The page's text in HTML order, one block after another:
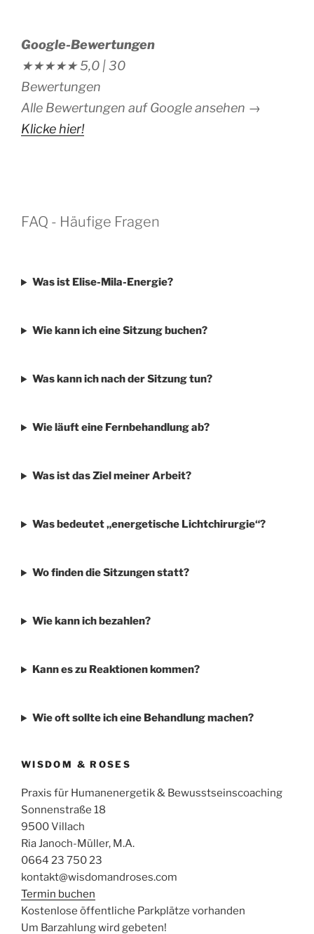
Google-Bewertungen
★★★★★5,0 |30
Bewertungen
Alle Bewertungen auf Google ansehen →
Klicke hier!
FAQ - Häufige Fragen
Was ist Elise-Mila-Energie?
Wie kann ich eine Sitzung buchen?
Was kann ich nach der Sitzung tun?
Wie läuft eine Fernbehandlung ab?
Was ist das Ziel meiner Arbeit?
Was bedeutet „energetische Lichtchirurgie“?
Wo finden die Sitzungen statt?
Wie kann ich bezahlen?
Kann es zu Reaktionen kommen?
Wie oft sollte ich eine Behandlung machen?
WISDOM & ROSES
Praxis für Humanenergetik & Bewusstseinscoaching
Sonnenstraße 18
9500 Villach
Ria Janoch-Müller, M.A.
0664 23 750 23
kontakt@wisdomandroses.com
Termin buchen
Kostenlose öffentliche Parkplätze vorhanden
Um Barzahlung wird gebeten!